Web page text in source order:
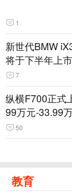
1
新世代BMW
将于下半年上市
7
纵横F700正式
99万元-33.99
50
教育